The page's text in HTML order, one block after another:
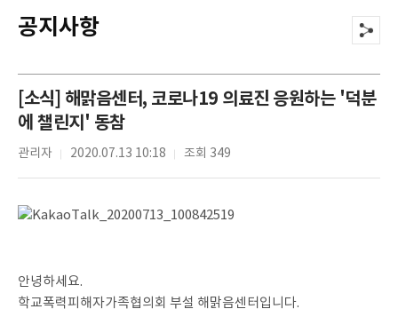
공지사항
[소식] 해맑음센터, 코로나19 의료진 응원하는 '덕분
에 챌린지' 동참
관리자 2020.07.13 10:18 조회 349
안녕하세요.
학교폭력피해자가족협의회 부설 해맑음센터입니다.